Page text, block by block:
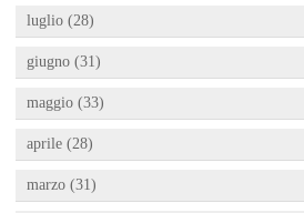
luglio (28)
giugno (31)
maggio (33)
aprile (28)
marzo (31)